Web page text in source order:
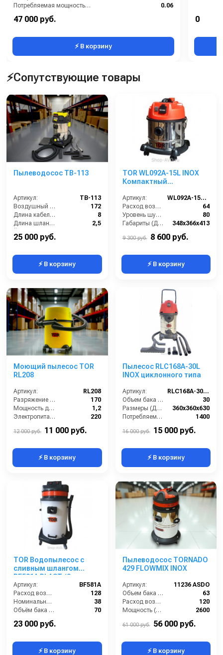
Потребляемая мощность (кВт):
0.06
Производитель:
Масса (кг):
47 000 руб.
⚡ В корзину
0
⚡Сопутствующие товары
Пылеводосос TB-113
Артикул:
TB-113
Воздушный поток (л/сек):
172
Длина кабеля (м):
8
Длина шланга (м):
2,5
Ёмкость бака (л):
25 000 руб.
⚡ В корзину
TOR WL092A-15L INOX
Компактный
работы с
электроинструментом
Артикул:
WL092A-15L INOX
Расход воздуха (л/сек):
64
Уровень шума (дБ(А)):
80
Габариты (ДхШхВ):
348х366х413
9 300 руб. 8 600 руб.
⚡ В корзину
Моющий пылесос TOR
RL208
Артикул:
RL208
Разряжение (мБар):
170
Мощность двигателя (кВт):
1,2
Электропитание (В):
220
12 000 руб. 11 000 руб.
⚡ В корзину
Пылесос RLC168A-30L
INOX циклонного типа
Артикул:
RLC168A-30L INOX
Объем бака (л):
30
Размеры (ДхШхВ):
360x360x630
Потребляемая мощность (Вт):
1400
16 000 руб. 15 000 руб.
⚡ В корзину
TOR Водопылесос с
сливным шлангом
BF581A PLAST (2
мотора)
Артикул:
BF581A
Расход воздуха (л/сек):
128
Номинальный диаметр принадлежностей (мм):
38
Объём бака (л):
70
23 000 руб.
⚡ В корзину
Пылеводосос TORNADO
429 FLOWMIX INOX
Артикул:
11236 ASDO
Объем бака (л):
63
Расход воздуха (л/сек):
120
Мощность (Вт):
2600
61 000 руб. 56 000 руб.
⚡ В корзину